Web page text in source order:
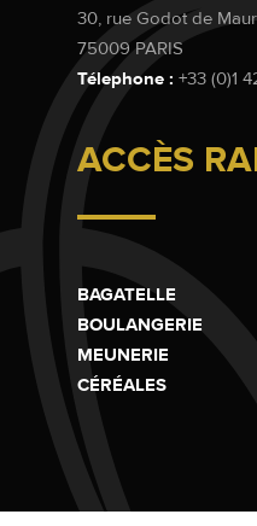
30, rue Godot de
75009 PARIS
Télephone : +33 (0)1
ACCÈS
BAGATELLE
BOULANGERIE
MEUNERIE
CÉRÉALES